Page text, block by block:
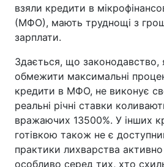
взяли кредити в
(МФО), мають труднощі з
зарплати.
Здається, що законодавство,
обмежити максимальні
кредити в МФО, не виконує
реальні річні ставки
вражаючих 13500%. У інших
готівкою також не є
практики лихварства
особливо серед тих, хто